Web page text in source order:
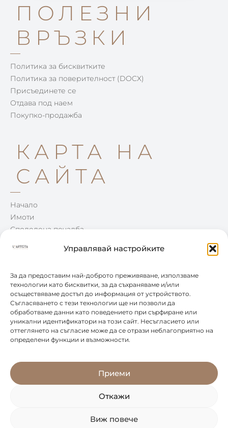
Управлявай настройките
За да предоставим най-доброто преживяване, използваме
технологии като бисквитки, за да съхраняваме и/или
осъществяваме достъп до информация от устройството.
Съгласяването с тези технологии ще ни позволи да
обработваме данни като поведението при сърфиране или
уникални идентификатори на този сайт. Несъгласието или
оттеглянето на съгласие може да се отрази неблагоприятно на
определени функции и възможности.
Приеми
Откажи
Виж повече
ПОЛЕЗНИ
ВРЪЗКИ
Политика за бисквитките
Политика за поверителност (DOCX)
Присъединете се
Отдава под наем
Покупко-продажба
КАРТА НА
САЙТА
Начало
Имоти
Споделена печалба
КОНТАКТИ
0877 888 804
office@leartista.bg